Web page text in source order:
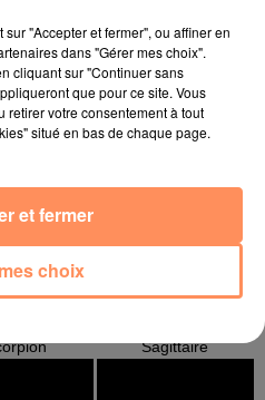
Sagittaire
"Accepter et fermer", ou affiner en
dans "Gérer mes choix".
cliquant sur "Continuer sans
que pour ce site. Vous
retirer votre consentement à tout
situé en bas de chaque page.
choix
et fermer